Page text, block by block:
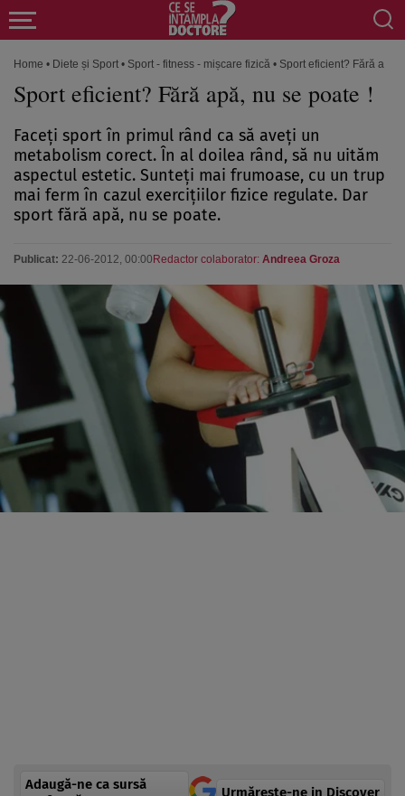
Home • Diete și Sport • Sport - fitness - mișcare fizică • Sport eficient? Fără apă,
Sport eficient? Fără apă, nu se poate !
Faceţi sport în primul rând ca să aveţi un
metabolism corect. În al doilea rând, să nu uităm
aspectul estetic. Sunteţi mai frumoase, cu un trup
mai ferm în cazul exerciţiilor fizice regulate. Dar
sport fără apă, nu se poate.
Publicat: 22-06-2012, 00:00 Redactor colaborator: Andreea Groza
Adaugă-ne ca sursă
Urmărește-ne in Discover